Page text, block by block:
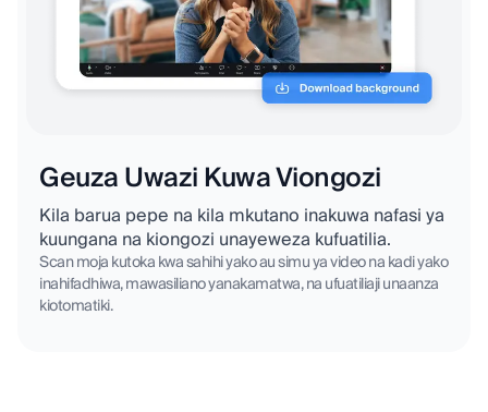
Geuza Uwazi Kuwa Viongozi
Kila barua pepe na kila mkutano inakuwa nafasi ya
kuungana na kiongozi unayeweza kufuatilia.
Scan moja kutoka kwa sahihi yako au simu ya video na kadi yako
inahifadhiwa, mawasiliano yanakamatwa, na ufuatiliaji unaanza
kiotomatiki.